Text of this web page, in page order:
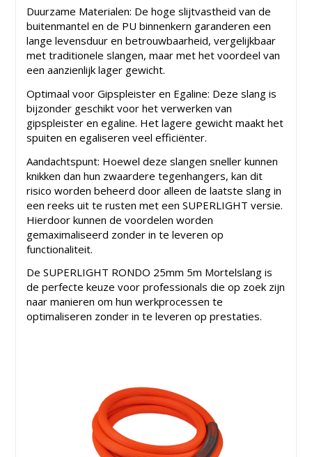
Duurzame Materialen: De hoge slijtvastheid van de
buitenmantel en de PU binnenkern garanderen een
lange levensduur en betrouwbaarheid, vergelijkbaar
met traditionele slangen, maar met het voordeel van
een aanzienlijk lager gewicht.
Optimaal voor Gipspleister en Egaline: Deze slang is
bijzonder geschikt voor het verwerken van
gipspleister en egaline. Het lagere gewicht maakt het
spuiten en egaliseren veel efficiënter.
Aandachtspunt: Hoewel deze slangen sneller kunnen
knikken dan hun zwaardere tegenhangers, kan dit
risico worden beheerd door alleen de laatste slang in
een reeks uit te rusten met een SUPERLIGHT versie.
Hierdoor kunnen de voordelen worden
gemaximaliseerd zonder in te leveren op
functionaliteit.
De SUPERLIGHT RONDO 25mm 5m Mortelslang is
de perfecte keuze voor professionals die op zoek zijn
naar manieren om hun werkprocessen te
optimaliseren zonder in te leveren op prestaties.